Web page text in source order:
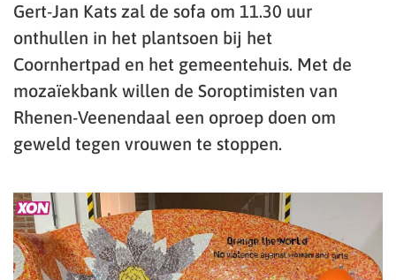
Gert-Jan Kats zal de sofa om 11.30 uur
onthullen in het plantsoen bij het
Coornhertpad en het gemeentehuis. Met de
mozaïekbank willen de Soroptimisten van
Rhenen-Veenendaal een oproep doen om
geweld tegen vrouwen te stoppen.